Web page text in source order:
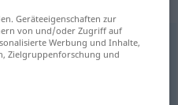
,prosty,przeciętny,
Geräteeigenschaften zur
von und/oder Zugriff auf
Werbung und Inhalte,
Zielgruppenforschung und